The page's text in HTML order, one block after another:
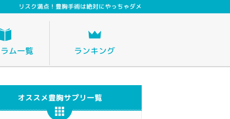
リスク満点！豊胸手術は絶対にやっちゃダメ
ム一覧 ランキング
オススメ豊胸サプリ一覧